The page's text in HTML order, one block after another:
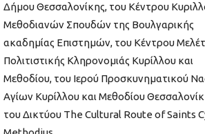
Δήμου Θεσσαλονίκης, του Κέντρου
Μεθοδιανών Σπουδών της Βουλγαρικής
ακαδημίας Επιστημών, του Κέντρου
Πολιτιστικής Κληρονομιάς Κυρίλλου και
Μεθοδίου, του Iερού Προσκυνηματικού
Αγίων Κυρίλλου και Μεθοδίου
του Δικτύου The Cultural Route of Saints